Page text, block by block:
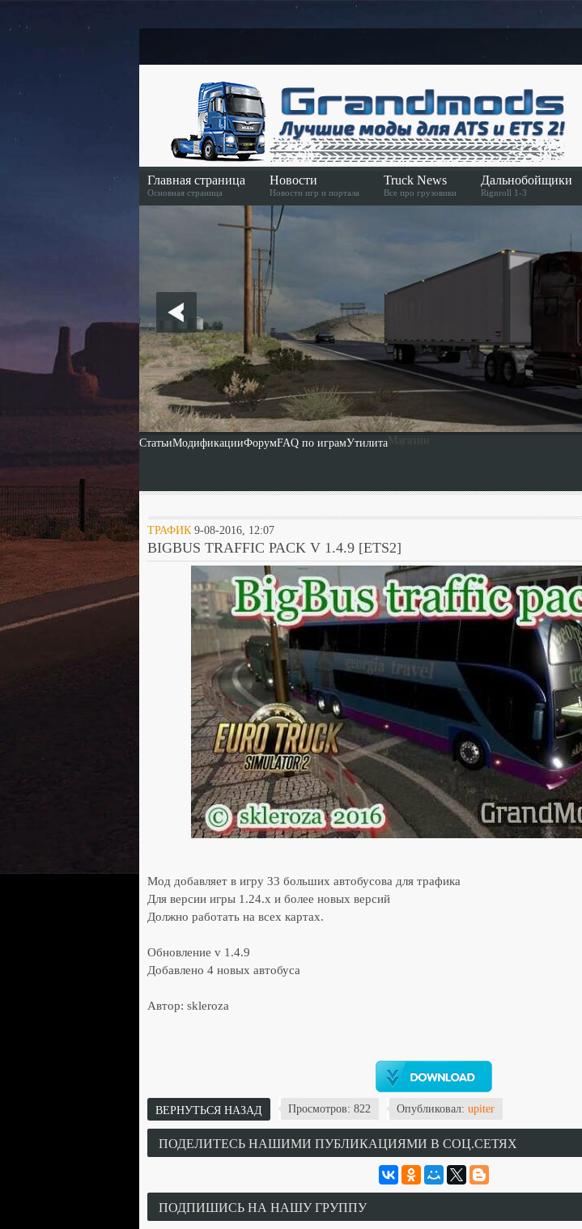
Главная страница
Основная страница
Новости
Новости игр и портала
Truck News
Все про грузовики
Дальнобойщики
Rignroll 1-3
Дальнобойщики 2
Дальнобойщики 3
American Truck Simulator Euro Truck Simulator 2
СтатьиМодификацииФорумFAQ по играм Магазин
Утилита
ТРАФИК9-08-2016, 12:07
BIGBUS TRAFFIC PACK V 1.4.9 [ETS2]
Мод добавляет в игру 33 больших автобусова для трафика
Для версии игры 1.24.х и более новых версий
Должно работать на всех картах.
Обновление v 1.4.9
Добавлено 4 новых автобуса
Автор: skleroza
ВЕРНУТЬСЯ НАЗАД Просмотров: 822 Опубликовал: upiter
ПОДЕЛИТЕСЬ НАШИМИ ПУБЛИКАЦИЯМИ В СОЦ.СЕТЯХ
ПОДПИШИСЬ НА НАШУ ГРУППУ